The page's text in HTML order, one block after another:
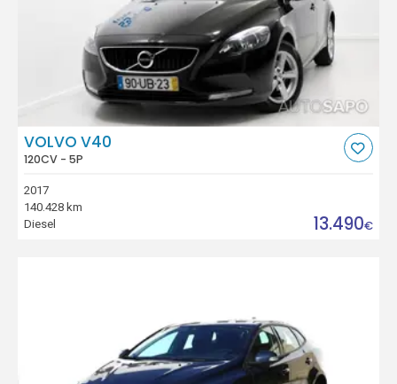
VOLVO V40
120CV - 5P
2017
140.428 km
Diesel
13.490€